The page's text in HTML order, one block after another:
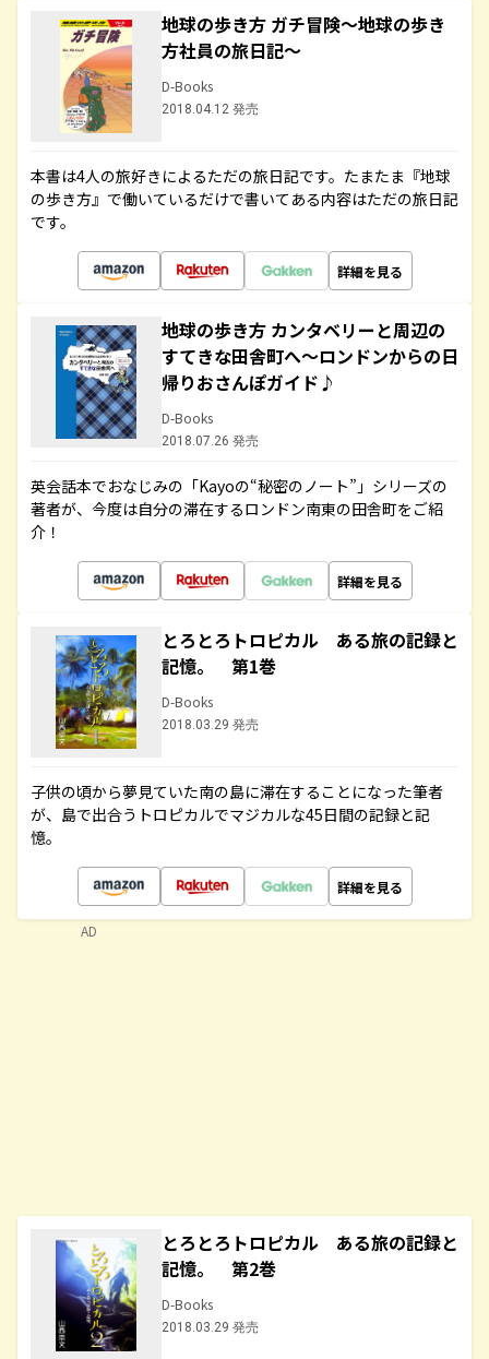
地球の歩き方 ガチ冒険～地球の歩き
方社員の旅日記～
D-Books
2018.04.12 発売
本書は4人の旅好きによるただの旅日記です。たまたま『地球
の歩き方』で働いているだけで書いてある内容はただの旅日記
です。
詳細を見る
地球の歩き方 カンタベリーと周辺の
すてきな田舎町へ～ロンドンからの日
帰りおさんぽガイド♪
D-Books
2018.07.26 発売
英会話本でおなじみの「Kayoの“秘密のノート”」シリーズの
著者が、今度は自分の滞在するロンドン南東の田舎町をご紹
介！
詳細を見る
とろとろトロピカル ある旅の記録と
記憶。 第1巻
D-Books
2018.03.29 発売
子供の頃から夢見ていた南の島に滞在することになった筆者
が、島で出合うトロピカルでマジカルな45日間の記録と記
憶。
詳細を見る
とろとろトロピカル ある旅の記録と
記憶。 第2巻
D-Books
2018.03.29 発売
AD